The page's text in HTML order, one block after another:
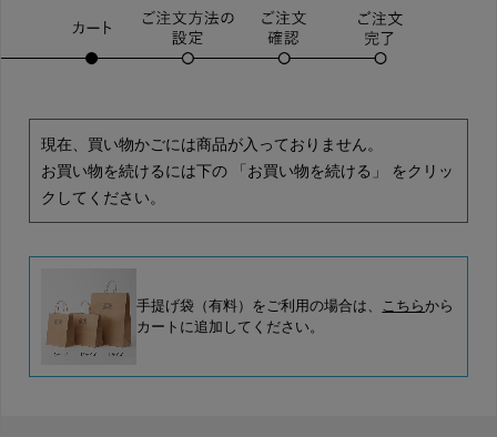
現在、買い物かごには商品が入っておりません。
お買い物を続けるには下の 「お買い物を続ける」 をクリッ
クしてください。
手提げ袋（有料）をご利用の場合は、 こちらから
カートに追加してください。